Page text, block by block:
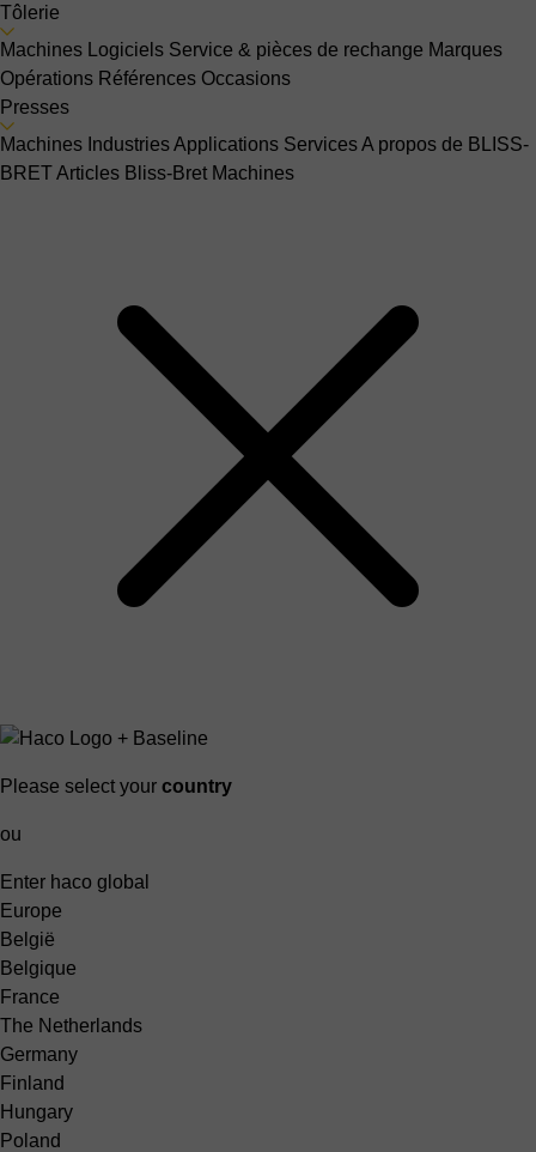
Tôlerie
Machines
Logiciels Service & pièces de rechange Marques
Opérations Références Occasions
Presses
Machines IndustriesApplications ServicesA propos de BLISS-
BRETArticles Bliss-Bret Machines
Please select your country
ou
Enter haco global
Europe
België
Belgique
France
The Netherlands
Germany
Finland
Hungary
Poland